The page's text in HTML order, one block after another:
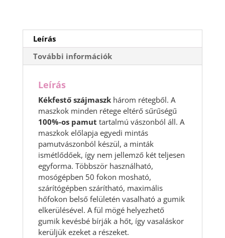
Leírás
További információk
Leírás
Kékfestő szájmaszkhárom rétegből. A
maszkok minden rétege eltérő sűrűségű
100%-os pamut tartalmú vászonból áll. A
maszkok előlapja egyedi mintás
pamutvászonból készül, a minták
ismétlődőek, így nem jellemző két teljesen
egyforma. Többször használható,
mosógépben 50 fokon mosható,
szárítógépben szárítható, maximális
hőfokon belső felületén vasalható a gumik
elkerülésével. A fül mögé helyezhető
gumik kevésbé bírják a hőt, így vasaláskor
kerüljük ezeket a részeket.